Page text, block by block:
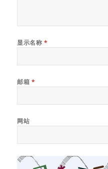
显示名称 *
邮箱 *
网站